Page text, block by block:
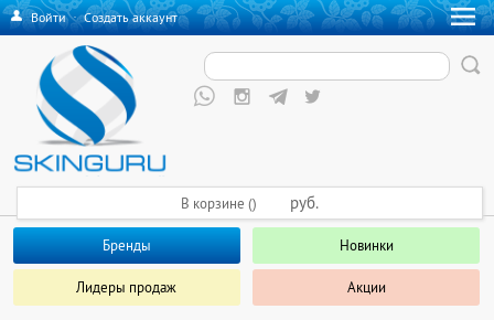
Войти·Создать аккаунт
Бренды Новинки
Лидеры продаж Акции
В корзине () руб.